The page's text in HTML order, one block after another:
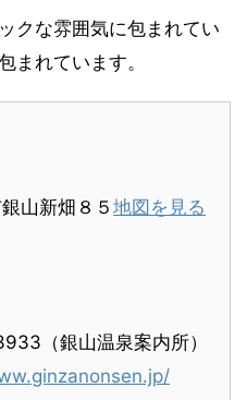
クな雰囲気に包まれてい
まれています。
山新畑８５ 地図を見る
（銀山温泉案内所）